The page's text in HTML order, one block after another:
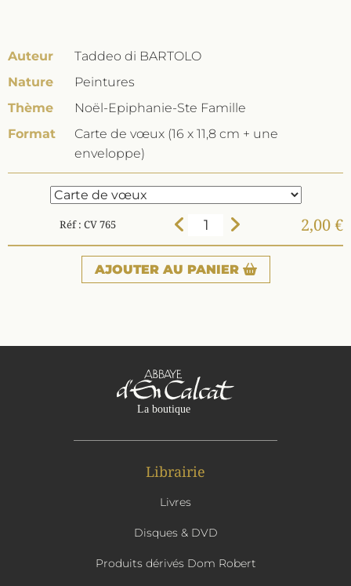
Auteur
Taddeo di BARTOLO
Nature
Peintures
Thème
Noël-Epiphanie-Ste Famille
Format
Carte de vœux (16 x 11,8 cm + une
enveloppe)
Réf : CV 765 2,00 €
AJOUTER AU PANIER
Librairie
Livres
Disques & DVD
Produits dérivés Dom Robert